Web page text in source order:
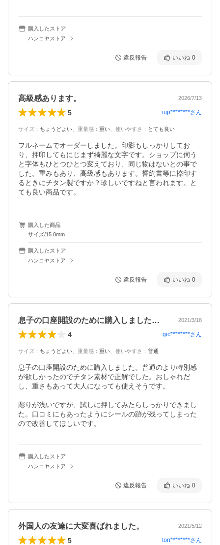
購入したストア
ハンコヤストア
違反報告 いいね 0
高級感あります。 2026/7/13
5 iup********さん
サイズ ： ちょうどよい 重量感 ： 重い 使いやすさ ： とても良い
フルネームでオーダーしました。印影もしっかりしてお
り、押印してもにじまず綺麗な文字です。ショップに伺う
と字体もひとつひとつ変えており、同じ物はないとの事で
した。重みもあり、高級感もあります。誓約書等に捺印す
るときにチタン製ですか？珍しいですねと言われます。と
ても良い商品です。
購入した商品
サイズ/15.0mm
購入したストア
ハンコヤストア
違反報告 いいね 0
息子の口座開設のために購入しました。普… 2021/3/18
4 gic********さん
サイズ ： ちょうどよい 重量感 ： 重い 使いやすさ ： 普通
息子の口座開設のために購入しました。普通のより特別感
が欲しかったのでチタン素材で正解でした。おしゃれだ
し、重さもあって大人になっても使えそうです。
彫りが浅いですが、試しに押してみたらしっかりできまし
た。口コミにもあったようにシールの跡が残ってしまった
ので改善してほしいです。
購入したストア
ハンコヤストア
違反報告 いいね 0
外国人の友達に大変喜ばれました。 2021/5/12
5 ton********さん